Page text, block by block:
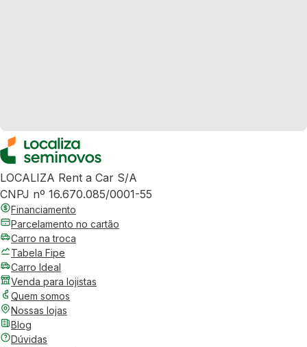
LOCALIZA Rent a Car S/A
CNPJ nº 16.670.085/0001-55
Financiamento
Parcelamento no cartão
Carro na troca
Tabela Fipe
Carro Ideal
Venda para lojistas
Quem somos
Nossas lojas
Blog
Dúvidas